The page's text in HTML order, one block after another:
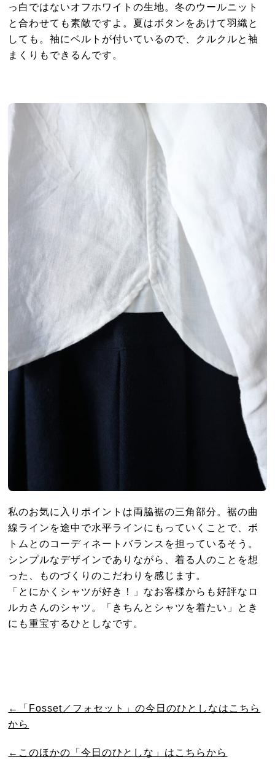
っ白ではないオフホワイトの生地。冬のウールニット
と合わせても素敵ですよ。夏はボタンをあけて羽織と
しても。袖にベルトが付いているので、クルクルと袖
まくりもできるんです。
私のお気に入りポイントは両脇裾の三角部分。裾の曲
線ラインを途中で水平ラインにもっていくことで、ボ
トムとのコーディネートバランスを担っているそう。
シンプルなデザインでありながら、着る人のことを想
った、ものづくりのこだわりを感じます。
「とにかくシャツが好き！」なお客様からも好評なロ
ルカさんのシャツ。「きちんとシャツを着たい」とき
にも重宝するひとしなです。
←「Fosset／フォセット」の今日のひとしなはこちら
から
←このほかの「今日のひとしな」はこちらから